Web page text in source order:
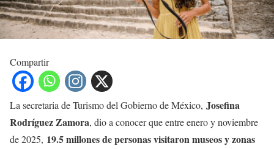
Compartir
La secretaria de Turismo del Gobierno de México, Josefina
Rodríguez Zamora, dio a conocer que entre enero y noviembre
de 2025, 19.5 millones de personas visitaron museos y zonas